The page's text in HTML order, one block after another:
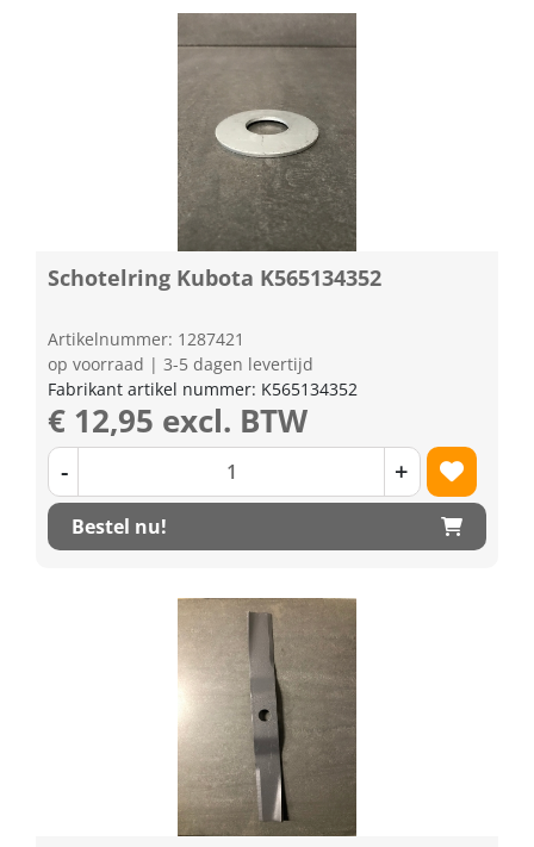
Schotelring Kubota K565134352
Artikelnummer: 1287421
op voorraad | 3-5 dagen levertijd
Fabrikant artikel nummer: K565134352
€ 12,95 excl. BTW
- +
Bestel nu!